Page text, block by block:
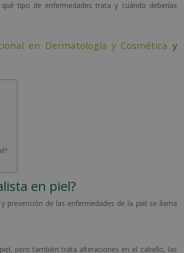
tipo de enfermedades trata y cuándo deberías
en Dermatología y Cosmética y
en piel?
prevención de las enfermedades de la piel se llama
pero también trata alteraciones en el cabello, las